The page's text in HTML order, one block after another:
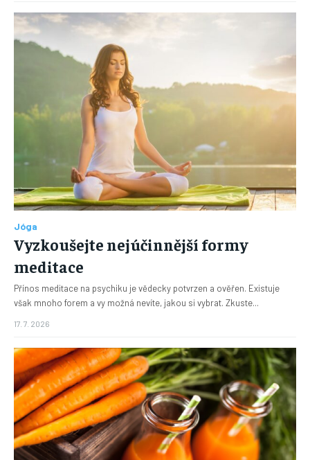
Jóga
Vyzkoušejte nejúčinnější formy
meditace
Přínos meditace na psychiku je vědecky potvrzen a ověřen. Existuje
však mnoho forem a vy možná nevíte, jakou si vybrat. Zkuste...
17. 7. 2026